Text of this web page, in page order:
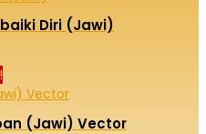
Diri (Jawi)
(Jawi) Vector